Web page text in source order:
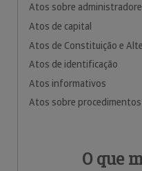
Atos sobre
Atos de capital
Atos de Constituição e
Atos de identificação
Atos informativos
Atos sobre procedimentos
O que